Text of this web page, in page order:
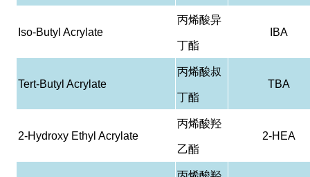
Iso-Butyl Acrylate
丙烯酸异
丁酯
IBA
Tert-Butyl Acrylate
丙烯酸叔
丁酯
TBA
2-Hydroxy Ethyl Acrylate
丙烯酸羟
乙酯
2-HEA